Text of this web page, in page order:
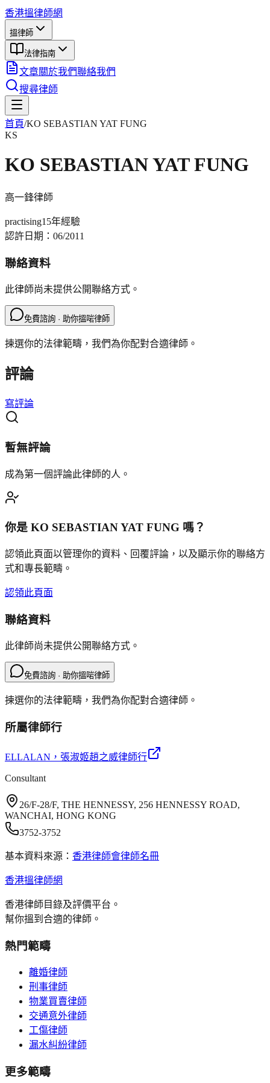
香港搵律師網
搵律師
法律指南
文章關於我們聯絡我們
搜尋律師
首頁/KO SEBASTIAN YAT FUNG
KS
KO SEBASTIAN YAT FUNG
高一鋒律師
practising15年經驗
認許日期： 06/2011
聯絡資料
此律師尚未提供公開聯絡方式。
免費諮詢 · 助你搵啱律師
揀選你的法律範疇，我們為你配對合適律師。
評論
寫評論
暫無評論
成為第一個評論此律師的人。
你是 KO SEBASTIAN YAT FUNG 嗎？
認領此頁面以管理你的資料、回覆評論，以及顯示你的聯絡方
式和專長範疇。
認領此頁面
聯絡資料
此律師尚未提供公開聯絡方式。
免費諮詢 · 助你搵啱律師
揀選你的法律範疇，我們為你配對合適律師。
所屬律師行
ELLALAN ，張淑姬趙之威律師行
Consultant
26/F-28/F, THE HENNESSY, 256 HENNESSY ROAD,
WANCHAI, HONG KONG
3752-3752
基本資料來源： 香港律師會律師名冊
香港搵律師網
香港律師目錄及評價平台。
幫你搵到合適的律師。
熱門範疇
離婚律師
刑事律師
物業買賣律師
交通意外律師
工傷律師
漏水糾紛律師
更多範疇